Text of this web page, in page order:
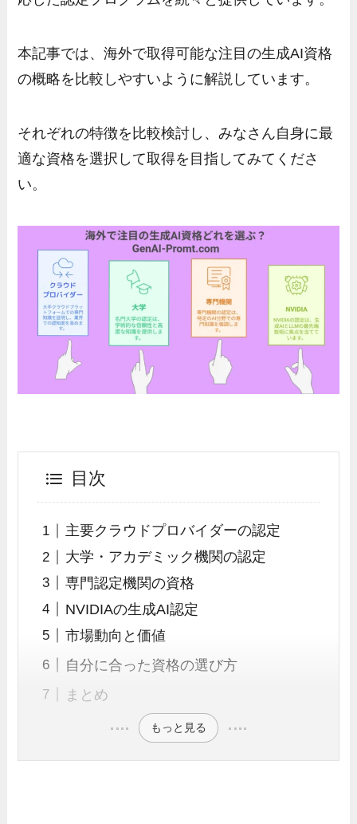
本記事では、海外で取得可能な注目の生成AI資格
の概略を比較しやすいように解説しています。
それぞれの特徴を比較検討し、みなさん自身に最
適な資格を選択して取得を目指してみてくださ
い。
目次
主要クラウドプロバイダーの認定
大学・アカデミック機関の認定
専門認定機関の資格
NVIDIAの生成AI認定
市場動向と価値
自分に合った資格の選び方
まとめ
もっと見る